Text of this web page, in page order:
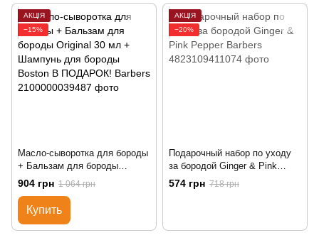
АКЦІЯ
−15%
Масло-сыворотка для бороды
+ Бальзам для бороды
Original 30 мл + Шампунь для
бороды Boston В ПОДАРОК!
Barbers
904 грн 1 064 грн
Купить
АКЦІЯ
−20%
Подарочный набор по уходу
за бородой Ginger & Pink
Pepper Barbers
574 грн 718 грн